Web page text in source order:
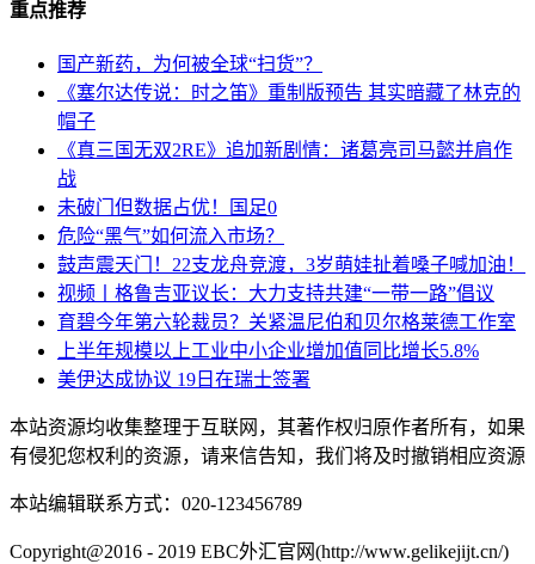
重点推荐
国产新药，为何被全球“扫货”？
《塞尔达传说：时之笛》重制版预告 其实暗藏了林克的
帽子
《真三国无双2RE》追加新剧情：诸葛亮司马懿并肩作
战
未破门但数据占优！国足0
危险“黑气”如何流入市场？
鼓声震天门！22支龙舟竞渡，3岁萌娃扯着嗓子喊加油！
视频丨格鲁吉亚议长：大力支持共建“一带一路”倡议
育碧今年第六轮裁员？关紧温尼伯和贝尔格莱德工作室
上半年规模以上工业中小企业增加值同比增长5.8%
美伊达成协议 19日在瑞士签署
本站资源均收集整理于互联网，其著作权归原作者所有，如果
有侵犯您权利的资源，请来信告知，我们将及时撤销相应资源
本站编辑联系方式：020-123456789
Copyright@2016 - 2019 EBC外汇官网(http://www.gelikejijt.cn/)